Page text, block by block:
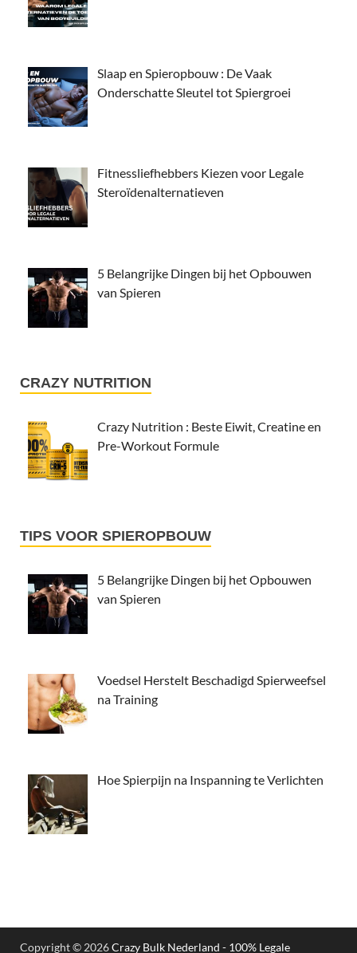
Slaap en Spieropbouw : De Vaak
Onderschatte Sleutel tot Spiergroei
Fitnessliefhebbers Kiezen voor Legale
Steroïdenalternatieven
5 Belangrijke Dingen bij het Opbouwen
van Spieren
CRAZY NUTRITION
Crazy Nutrition : Beste Eiwit, Creatine en
Pre-Workout Formule
TIPS VOOR SPIEROPBOUW
5 Belangrijke Dingen bij het Opbouwen
van Spieren
Voedsel Herstelt Beschadigd Spierweefsel
na Training
Hoe Spierpijn na Inspanning te Verlichten
Copyright © 2026Crazy Bulk Nederland - 100% Legale